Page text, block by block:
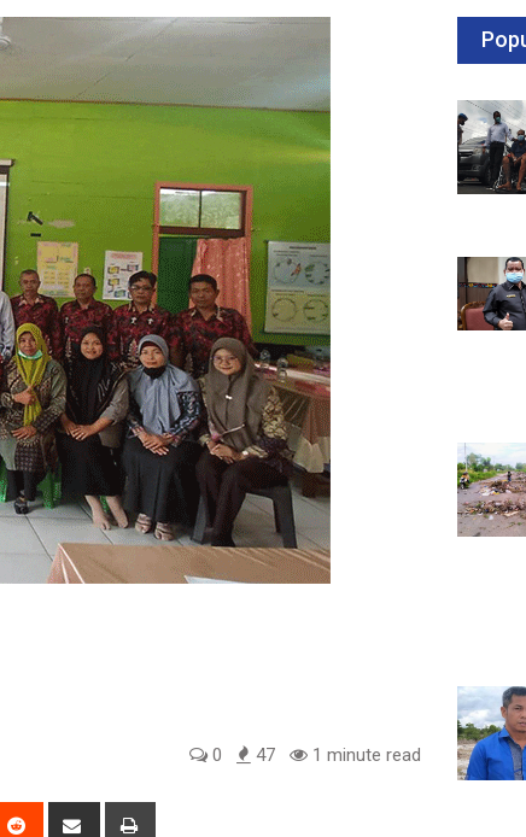
0 47 1 minute read
Reddit
Share